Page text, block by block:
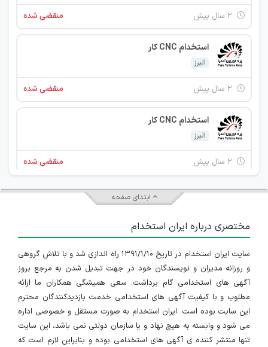
منقضی شده
استخدام CNC کار
البرز
منقضی شده
استخدام CNC کار
البرز
منقضی شده
مهندس مکانیک
۴ سال پیش منقضی شده
مهندس مکانیک
البرز
۴ سال پیش منقضی شده
منشی
ابتدای صفحه
مختصری درباره ایران استخدام
سایت ایران استخدام در تاریخ ۱۳۹۱/۱/۱۰ راه اندازی شد و با تلاش گروهی
و روزانه مدیران و نویسندگان خود در جهت تبدیل شدن به مرجع بروز
آگهی های استخدامی گام برداشت. سعی همیشگی همکاران ما ارائه
مطلوب و با کیفیت آگهی های استخدامی خدمت بازدیدکنندگان محترم
این سایت بوده است. ایران استخدام به صورت مستقل و خصوصی اداره
می شود و وابسته به هیچ نهاد و یا سازمان دولتی نمی باشد، این سایت
تنها منتشر کننده ی آگهی های استخدامی بوده و بنابراین لازم است که